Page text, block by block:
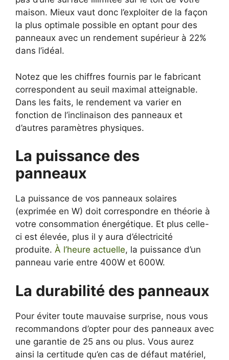
maison. Mieux vaut donc l’exploiter de la façon
la plus optimale possible en optant pour des
panneaux avec un rendement supérieur à 22%
dans l’idéal.
Notez que les chiffres fournis par le fabricant
correspondent au seuil maximal atteignable.
Dans les faits, le rendement va varier en
fonction de l’inclinaison des panneaux et
d’autres paramètres physiques.
La puissance des
panneaux
La puissance de vos panneaux solaires
(exprimée en W) doit correspondre en théorie à
votre consommation énergétique. Et plus celle-
ci est élevée, plus il y aura d’électricité
produite. À l’heure actuelle, la puissance d’un
panneau varie entre 400W et 600W.
La durabilité des panneaux
Pour éviter toute mauvaise surprise, nous vous
recommandons d’opter pour des panneaux avec
une garantie de 25 ans ou plus. Vous aurez
ainsi la certitude qu’en cas de défaut matériel,